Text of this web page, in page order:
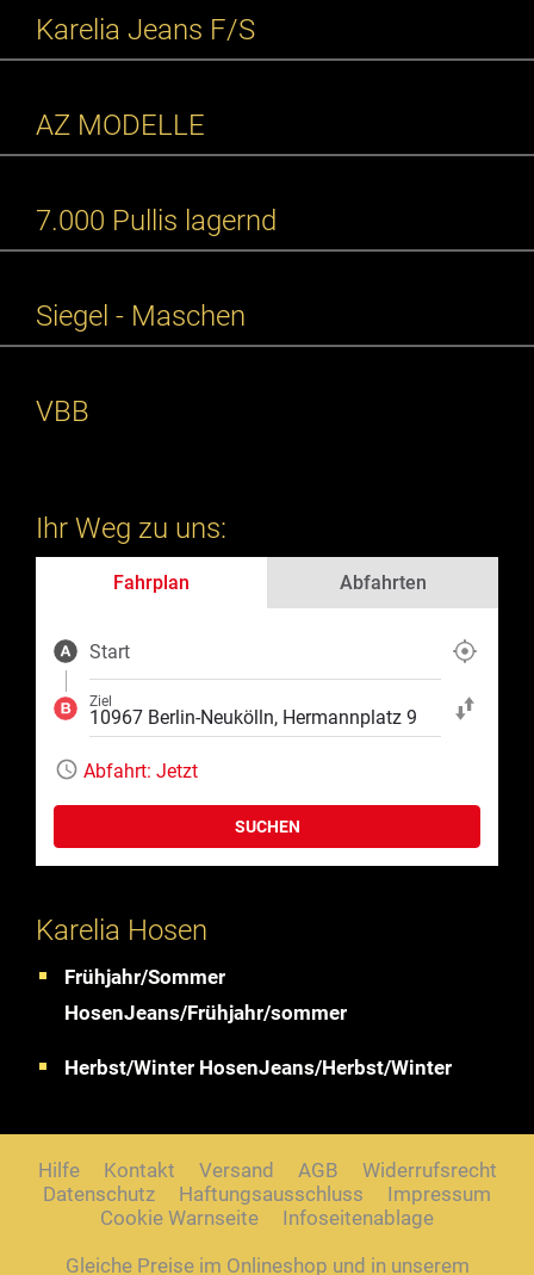
Karelia Jeans F/S
AZ MODELLE
7.000 Pullis lagernd
Siegel - Maschen
VBB
Ihr Weg zu uns:
Fahrplan Abfahrten
Start
Ziel
Start und Ziel
Abfahrt: Jetzt
SUCHEN
Karelia Hosen
Frühjahr/Sommer
HosenJeans/Frühjahr/sommer
Herbst/Winter HosenJeans/Herbst/Winter
Hilfe Kontakt Versand AGB
Widerrufsrecht
Datenschutz
Haftungsausschluss
Impressum
Cookie Warnseite
Infoseitenablage
Gleiche Preise im Onlineshop und in unserem